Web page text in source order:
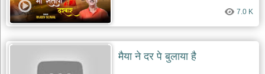
खाटू
श्याम
khatu
7.0 K
मैया ने दर पे बुलाया है